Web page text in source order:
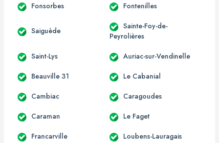
Fonsorbes Fontenilles
Saiguède
Sainte-Foy-de-
Peyrolières
Saint-Lys Auriac-sur-Vendinelle
Beauville 31 Le Cabanial
Cambiac Caragoudes
Caraman Le Faget
Francarville Loubens-Lauragais